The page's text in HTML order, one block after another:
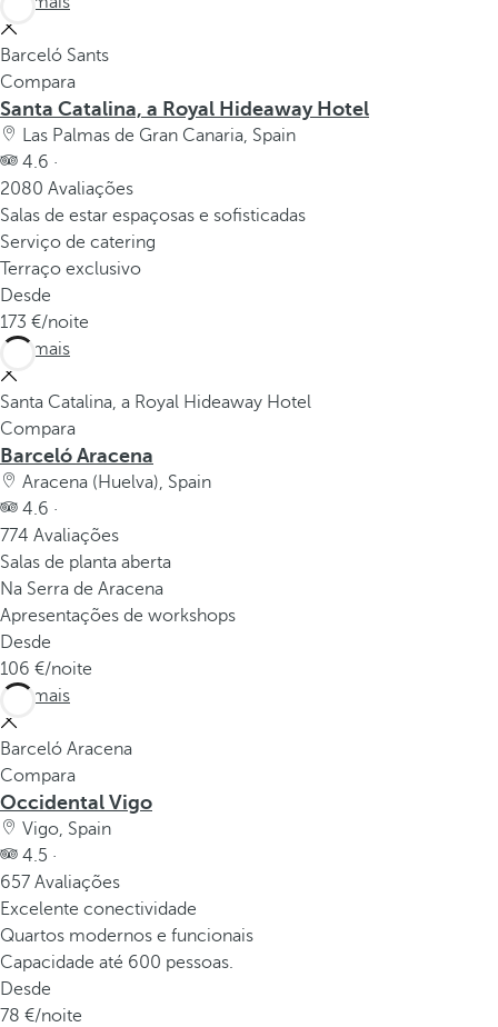
Barceló Sants
Compara
Santa Catalina, a Royal Hideaway Hotel
Las Palmas de Gran Canaria, Spain
4.6 ·
2080 Avaliações
Salas de estar espaçosas e sofisticadas
Serviço de catering
Terraço exclusivo
Desde
173
/noite
Ver mais
Santa Catalina, a Royal Hideaway Hotel
Compara
Barceló Aracena
Aracena (Huelva), Spain
4.6 ·
774 Avaliações
Salas de planta aberta
Na Serra de Aracena
Apresentações de workshops
Desde
106
/noite
Ver mais
Barceló Aracena
Compara
Occidental Vigo
Vigo, Spain
4.5 ·
657 Avaliações
Excelente conectividade
Quartos modernos e funcionais
Capacidade até 600 pessoas.
Desde
78
/noite